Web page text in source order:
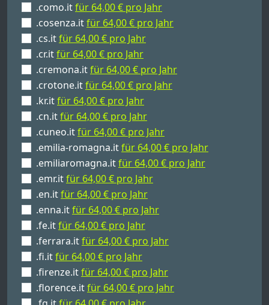
.como.itfür 64,00 € pro Jahr
.cosenza.itfür 64,00 € pro Jahr
.cs.itfür 64,00 € pro Jahr
.cr.itfür 64,00 € pro Jahr
.cremona.itfür 64,00 € pro Jahr
.crotone.itfür 64,00 € pro Jahr
.kr.itfür 64,00 € pro Jahr
.cn.itfür 64,00 € pro Jahr
.cuneo.itfür 64,00 € pro Jahr
.emilia-romagna.itfür 64,00 € pro Jahr
.emiliaromagna.itfür 64,00 € pro Jahr
.emr.itfür 64,00 € pro Jahr
.en.itfür 64,00 € pro Jahr
.enna.itfür 64,00 € pro Jahr
.fe.itfür 64,00 € pro Jahr
.ferrara.itfür 64,00 € pro Jahr
.fi.itfür 64,00 € pro Jahr
.firenze.itfür 64,00 € pro Jahr
.florence.itfür 64,00 € pro Jahr